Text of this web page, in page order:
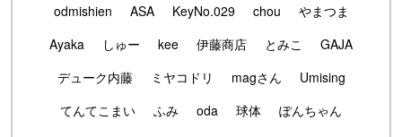
odmishien
ASA KeyNo.029 chou
やまつま
Ayaka
しゅー kee 伊藤商店 とみこ
GAJA
デューク内藤
ミヤコドリ magさん
Umising
てんてこまい
ふみ oda 球体
ぽんちゃん